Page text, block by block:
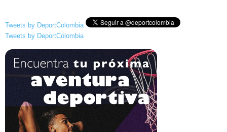
Tweets by DeportColombia
Tweets by DeportColombia